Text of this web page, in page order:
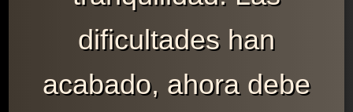
dificultades han
acabado, ahora debe